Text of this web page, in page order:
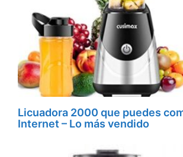
Licuadora 2000 que puedes
Internet – Lo más vendido